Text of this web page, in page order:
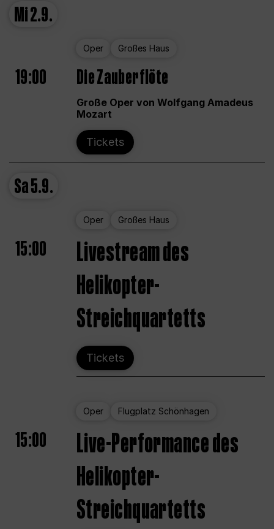
Mi2.9.
Oper Großes Haus
19:00 Die Zauberflöte
Große Oper von Wolfgang Amadeus
Mozart
Tickets
Sa5.9.
Oper Großes Haus
15:00
Livestream des
Helikopter-
Streichquartetts
Tickets
Oper Flugplatz Schönhagen
15:00
Live-Performance des
Helikopter-
Streichquartetts